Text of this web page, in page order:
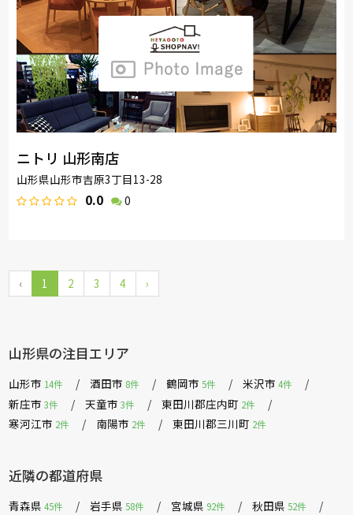
ニトリ 山形南店
山形県山形市吉原3丁目13-28
0.0 0
‹ 1 2 3 4 ›
山形県の注目エリア
山形市 14件 酒田市 8件 鶴岡市5件 米沢市4件
新庄市3件 天童市3件 東田川郡庄内町 2件
寒河江市 2件 南陽市 2件 東田川郡三川町 2件
近隣の都道府県
青森県45件 岩手県58件 宮城県 92件 秋田県52件